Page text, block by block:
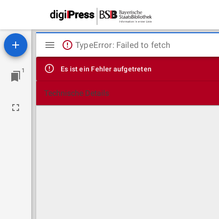
1
Mirador
Viewer
TypeError: Failed to fetch
Es ist ein Fehler aufgetreten
Technische Details